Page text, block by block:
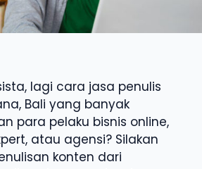
lagi cara jasa penulis
Bali yang banyak
para pelaku bisnis online,
atau agensi? Silakan
konten dari